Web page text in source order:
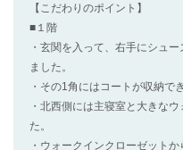
【こだわりのポイント】
■１階
・玄関を入って、右手にシュ
ました。
・その1角にはコートが収納で
・北西側には主寝室と大きな
た。
・ウォークインクローゼット